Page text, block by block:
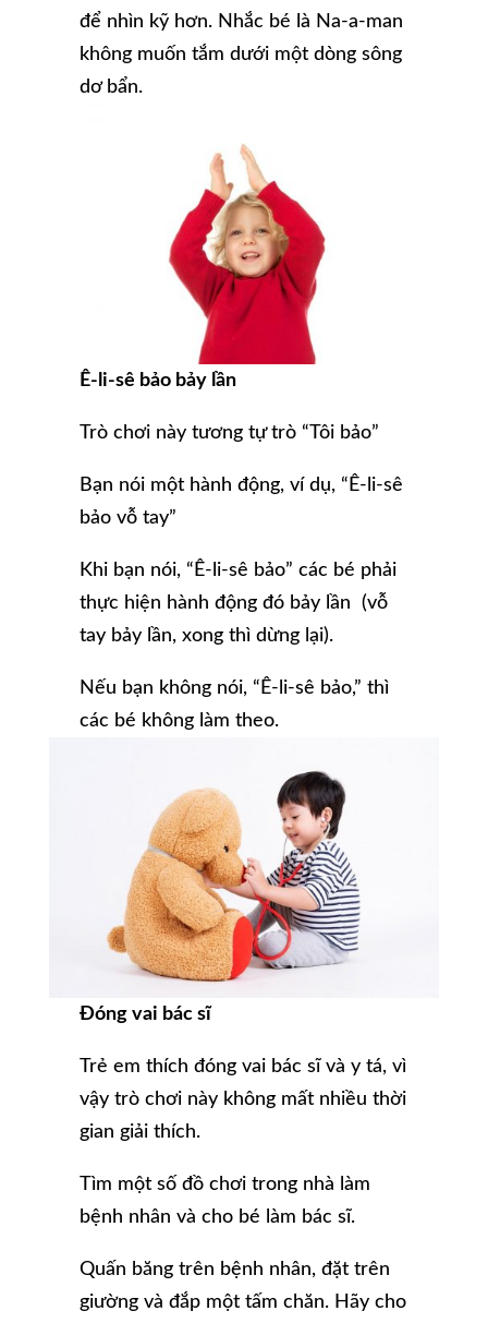
để nhìn kỹ hơn. Nhắc bé là Na-a-man
không muốn tắm dưới một dòng sông
dơ bẩn.
Ê-li-sê bảo bảy lần
Trò chơi này tương tự trò “Tôi bảo”
Bạn nói một hành động, ví dụ, “Ê-li-sê
bảo vỗ tay”
Khi bạn nói, “Ê-li-sê bảo” các bé phải
thực hiện hành động đó bảy lần (vỗ
tay bảy lần, xong thì dừng lại).
Nếu bạn không nói, “Ê-li-sê bảo,” thì
các bé không làm theo.
Đóng vai bác sĩ
Trẻ em thích đóng vai bác sĩ và y tá, vì
vậy trò chơi này không mất nhiều thời
gian giải thích.
Tìm một số đồ chơi trong nhà làm
bệnh nhân và cho bé làm bác sĩ.
Quấn băng trên bệnh nhân, đặt trên
giường và đắp một tấm chăn. Hãy cho